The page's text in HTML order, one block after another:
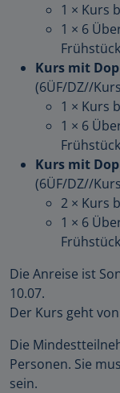
1 × Kurs
1 × 6
Frühstück
Kurs mit
(6ÜF/DZ//
1 × Kurs
1 × 6
Kurs mit
(6ÜF/DZ//
2 × Kurs
1 × 6
Die Anreise ist
10.07.
Der Kurs geht
Die
Personen. Sie
sein.